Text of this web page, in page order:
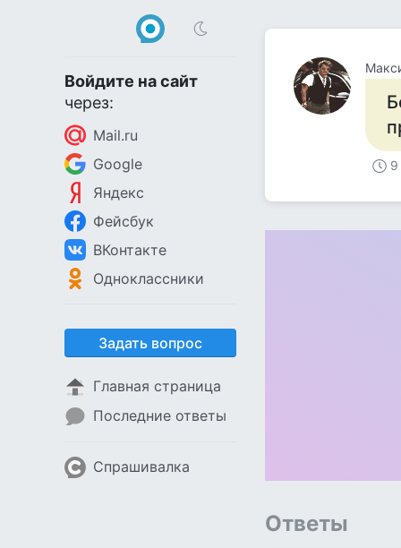
Войдите на сайт
через:
Mail.ru
Google
Яндекс
Фейсбук
ВКонтакте
Одноклассники
Задать вопрос
Главная страница
Последние ответы
Спрашивалка
9
Ответы